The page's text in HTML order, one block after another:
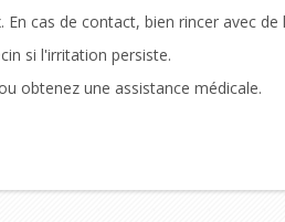
cas de contact, bien rincer avec
si l'irritation persiste.
obtenez une assistance médicale.